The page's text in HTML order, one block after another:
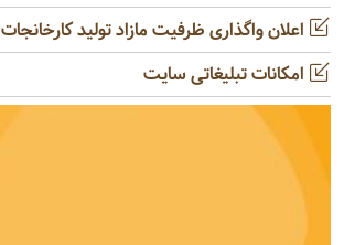
اعلان واگذاری ظرفیت مازاد تولید کارخانجات
امکانات تبلیغاتی سایت